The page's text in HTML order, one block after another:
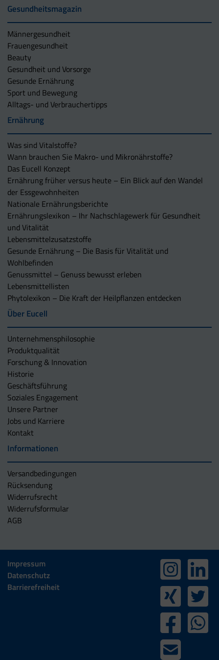
Gesundheitsmagazin
Männergesundheit
Frauengesundheit
Beauty
Gesundheit und Vorsorge
Gesunde Ernährung
Sport und Bewegung
Alltags- und Verbrauchertipps
Ernährung
Was sind Vitalstoffe?
Wann brauchen Sie Makro- und Mikronährstoffe?
Das Eucell Konzept
Ernährung früher versus heute – Ein Blick auf den Wandel
der Essgewohnheiten
Nationale Ernährungsberichte
Ernährungslexikon – Ihr Nachschlagewerk für Gesundheit
und Vitalität
Lebensmittelzusatzstoffe
Gesunde Ernährung – Die Basis für Vitalität und
Wohlbefinden
Genussmittel – Genuss bewusst erleben
Lebensmittellisten
Phytolexikon – Die Kraft der Heilpflanzen entdecken
Über Eucell
Unternehmens­philosophie
Produktqualität
Forschung & Innovation
Historie
Geschäftsführung
Soziales Engagement
Unsere Partner
Jobs und Karriere
Kontakt
Informationen
Versandbedingungen
Rücksendung
Widerrufsrecht
Widerrufsformular
AGB
Impressum
Datenschutz
Barrierefreiheit